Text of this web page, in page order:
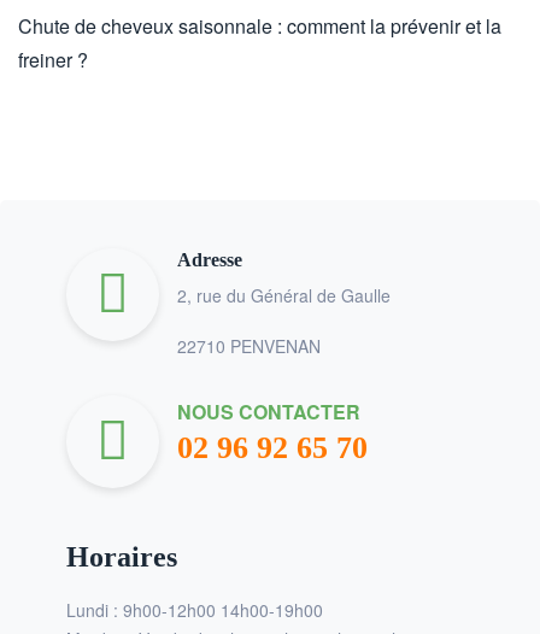
Chute de cheveux saisonnale : comment la prévenir et la
freiner ?
Adresse
2, rue du Général de Gaulle
22710 PENVENAN
NOUS CONTACTER
02 96 92 65 70
Horaires
Lundi : 9h00-12h00 14h00-19h00